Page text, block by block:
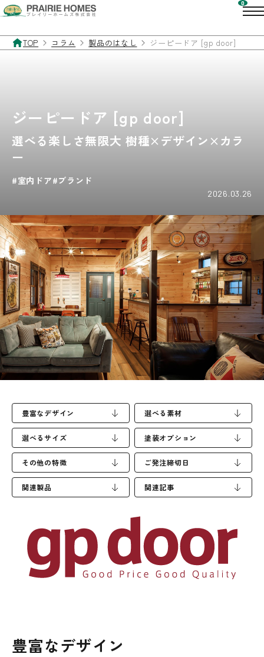
TOP コラム 製品のはなし ジーピードア [gp door]
ジーピードア [gp door]
選べる楽しさ無限大 樹種×デザイン×カラ
ー
室内ドア ブランド
2026.03.26
ドアを開ければ、あなたと家族の心地のいい空間が広がる。
自然素材の温かさを感じながら、大好きな西海岸テイストで
彩るのも良し。
家具を選ぶように、レトロなガラスをセレクトして自宅カフ
ェ風もあり。
それぞれの遊びこころをくすぐるドア。
さあ「gp door」を開けて、わくわくを始めよう！
豊富なデザイン 選べる素材
選べるサイズ 塗装オプション
その他の特徴 ご発注締切日
関連製品 関連記事
豊富なデザイン